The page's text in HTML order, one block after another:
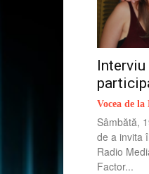
Interviu
Vocea de la
Sâmbătă,
de a invita
Radio
Factor...